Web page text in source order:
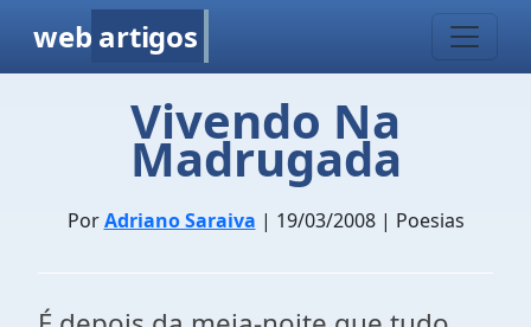
web artigos
Vivendo Na
Madrugada
PorAdriano Saraiva | 19/03/2008 | Poesias